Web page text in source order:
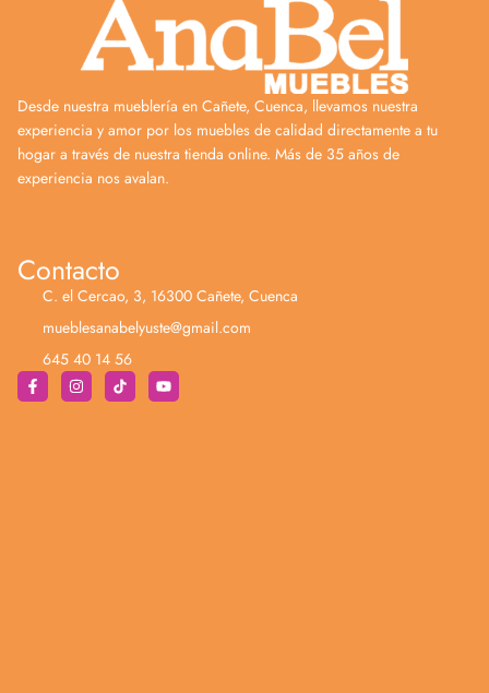
Desde nuestra mueblería en Cañete, Cuenca, llevamos nuestra
experiencia y amor por los muebles de calidad directamente a tu
hogar a través de nuestra tienda online. Más de 35 años de
experiencia nos avalan.
Contacto
C. el Cercao, 3, 16300 Cañete, Cuenca
mueblesanabelyuste@gmail.com
645 40 14 56